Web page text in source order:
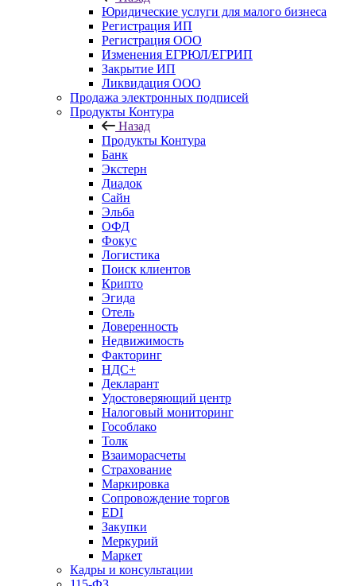
Юридические услуги для малого бизнеса
Регистрация ИП
Регистрация ООО
Изменения ЕГРЮЛ/ЕГРИП
Закрытие ИП
Ликвидация ООО
Продажа электронных подписей
Продукты Контура
Назад
Продукты Контура
Банк
Экстерн
Диадок
Сайн
Эльба
ОФД
Фокус
Логистика
Поиск клиентов
Крипто
Эгида
Отель
Доверенность
Недвижимость
Факторинг
НДС+
Декларант
Удостоверяющий центр
Налоговый мониторинг
Гособлако
Толк
Взаиморасчеты
Страхование
Маркировка
Сопровождение торгов
EDI
Закупки
Меркурий
Маркет
Кадры и консультации